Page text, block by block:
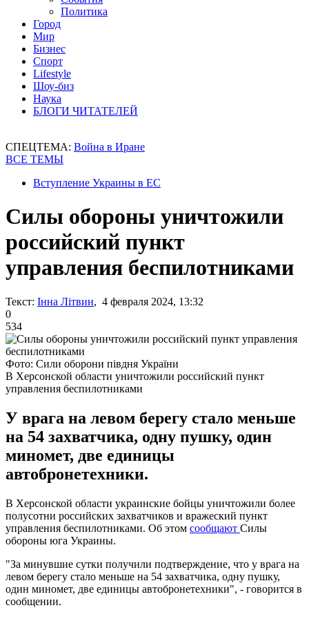
Политика
Город
Мир
Бизнес
Спорт
Lifestyle
Шоу-биз
Наука
БЛОГИ ЧИТАТЕЛЕЙ
СПЕЦТЕМА: Война в Иране
ВСЕ ТЕМЫ
Вступление Украины в ЕС
Силы обороны уничтожили
российский пункт
управления беспилотниками
Текст: Інна Літвин, 4 февраля 2024, 13:32
0
534
Фото: Сили оборони півдня України
В Херсонской области уничтожили российский пункт
управления беспилотниками
У врага на левом берегу стало меньше
на 54 захватчика, одну пушку, один
миномет, две единицы
автобронетехники.
В Херсонской области украинские бойцы уничтожили более
полусотни российских захватчиков и вражеский пункт
управления беспилотниками. Об этом сообщают Силы
обороны юга Украины.
"За минувшие сутки получили подтверждение, что у врага на
левом берегу стало меньше на 54 захватчика, одну пушку,
один миномет, две единицы автобронетехники", - говорится в
сообщении.